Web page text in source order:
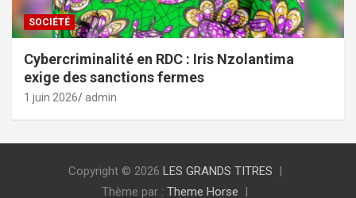
SOCIÉTÉ
Cybercriminalité en RDC : Iris Nzolantima
exige des sanctions fermes
1 juin 2026 admin
Copyright © 2026 LES GRANDS TITRES
Thème par : Theme Horse